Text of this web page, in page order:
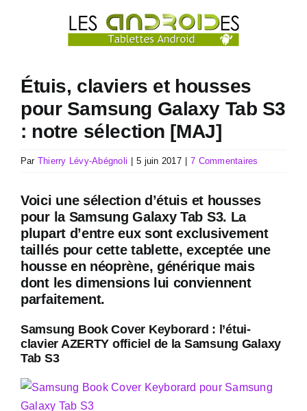
Étuis, claviers et housses
pour Samsung Galaxy Tab S3
: notre sélection [MAJ]
Par Thierry Lévy-Abégnoli 5 juin 2017 7 Commentaires
Voici une sélection d’étuis et housses
pour la Samsung Galaxy Tab S3. La
plupart d’entre eux sont exclusivement
taillés pour cette tablette, exceptée une
housse en néoprène, générique mais
dont les dimensions lui conviennent
parfaitement.
Samsung Book Cover Keyborard : l’étui-
clavier AZERTY officiel de la Samsung Galaxy
Tab S3